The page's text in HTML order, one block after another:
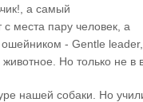
а самый
места пару человек, а
- Gentle leader,
Но только не в
нашей собаки. Но